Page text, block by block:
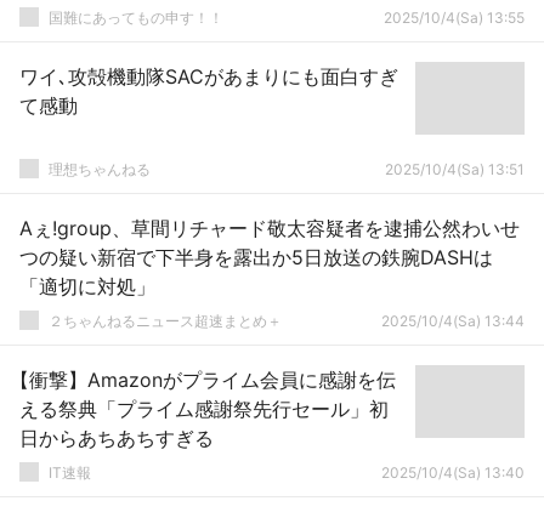
国難にあってもの申す！！ 2025/10/4(Sa) 13:55
ワイ､攻殻機動隊SACがあまりにも面白すぎ
て感動
理想ちゃんねる 2025/10/4(Sa) 13:51
Aぇ!group、草間リチャード敬太容疑者を逮捕公然わいせ
つの疑い新宿で下半身を露出か5日放送の鉄腕DASHは
「適切に対処」
２ちゃんねるニュース超速まとめ＋ 2025/10/4(Sa) 13:44
【衝撃】Amazonがプライム会員に感謝を伝
える祭典「プライム感謝祭先行セール」初
日からあちあちすぎる
IT速報 2025/10/4(Sa) 13:40